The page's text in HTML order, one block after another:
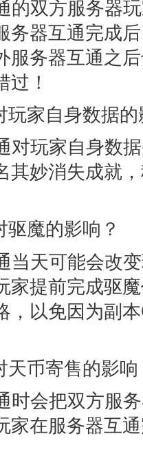
的双方服务器
务器互通完成
服务器互通之
！
玩家自身数据
对玩家自身数
其妙消失成就
魔的影响？
当天可能会改
家提前完成驱
，以免因为副
天币寄售的影
时会把双方服
家在服务器互